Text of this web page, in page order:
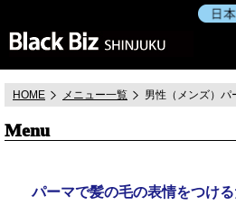
HOME メニュー一覧 男性（メンズ）パ
Menu
パーマで髪の毛の表情をつける